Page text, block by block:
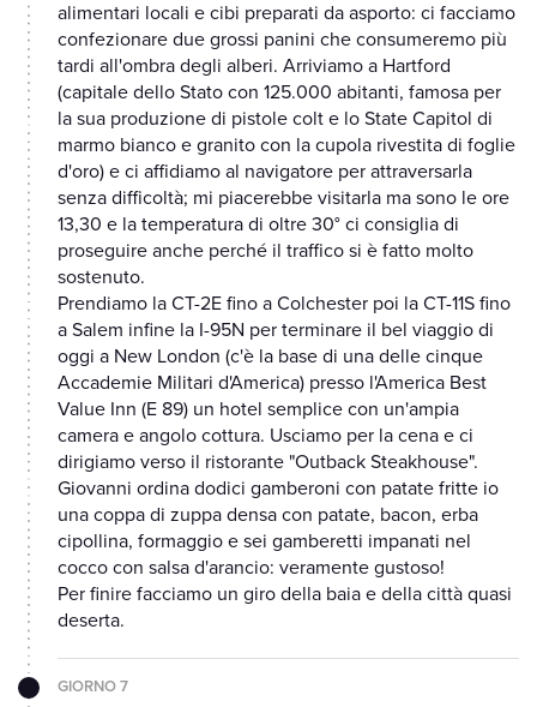
alimentari locali e cibi preparati da asporto: ci facciamo
confezionare due grossi panini che consumeremo più
tardi all'ombra degli alberi. Arriviamo a Hartford
(capitale dello Stato con 125.000 abitanti, famosa per
la sua produzione di pistole colt e lo State Capitol di
marmo bianco e granito con la cupola rivestita di foglie
d'oro) e ci affidiamo al navigatore per attraversarla
senza difficoltà; mi piacerebbe visitarla ma sono le ore
13,30 e la temperatura di oltre 30° ci consiglia di
proseguire anche perché il traffico si è fatto molto
sostenuto.
Prendiamo la CT-2E fino a Colchester poi la CT-11S fino
a Salem infine la I-95N per terminare il bel viaggio di
oggi a New London (c'è la base di una delle cinque
Accademie Militari d'America) presso l'America Best
Value Inn (E 89) un hotel semplice con un'ampia
camera e angolo cottura. Usciamo per la cena e ci
dirigiamo verso il ristorante "Outback Steakhouse".
Giovanni ordina dodici gamberoni con patate fritte io
una coppa di zuppa densa con patate, bacon, erba
cipollina, formaggio e sei gamberetti impanati nel
cocco con salsa d'arancio: veramente gustoso!
Per finire facciamo un giro della baia e della città quasi
deserta.
GIORNO 7